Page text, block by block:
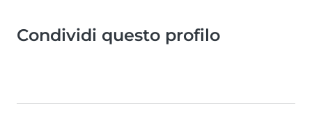
Condividi questo profilo